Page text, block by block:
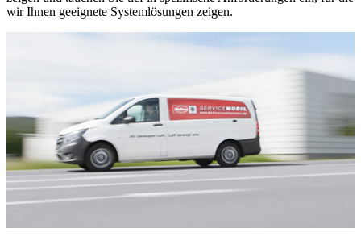
wir Ihnen geeignete Systemlösungen zeigen.